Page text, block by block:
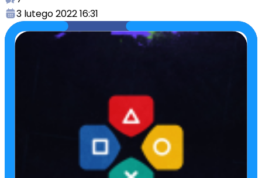
3 lutego 2022 16:31